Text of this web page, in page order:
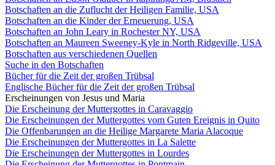
Botschaften an die Zuflucht der Heiligen Familie, USA
Botschaften an die Kinder der Erneuerung, USA
Botschaften an John Leary in Rochester NY, USA
Botschaften an Maureen Sweeney-Kyle in North Ridgeville, USA
Botschaften aus verschiedenen Quellen
Suche in den Botschaften
Bücher für die Zeit der großen Trübsal
Englische Bücher für die Zeit der großen Trübsal
Erscheinungen von Jesus und Maria
Die Erscheinung der Muttergottes in Caravaggio
Die Erscheinungen der Muttergottes vom Guten Ereignis in Quito
Die Offenbarungen an die Heilige Margarete Maria Alacoque
Die Erscheinungen der Muttergottes in La Salette
Die Erscheinungen der Muttergottes in Lourdes